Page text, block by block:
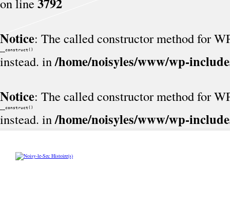
Notice: The called constructor method for
__construct()
instead. in/home/noisyles/www/wp-
Notice: The called constructor method for
__construct()
instead. in/home/noisyles/www/wp-